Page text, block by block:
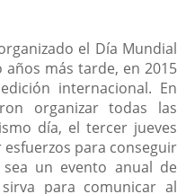
el Día Mundial
años más tarde, en 2015
internacional. En
organizar todas las
día, el tercer jueves
para conseguir
un evento anual de
para comunicar al